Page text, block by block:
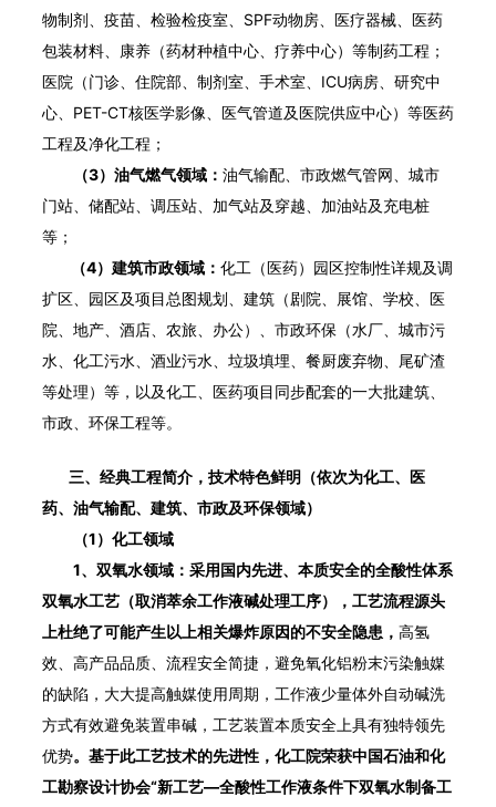
物制剂、疫苗、检验检疫室、SPF动物房、医疗器械、医药
包装材料、康养（药材种植中心、疗养中心）等制药工程；
医院（门诊、住院部、制剂室、手术室、ICU病房、研究中
心、PET-CT核医学影像、医气管道及医院供应中心）等医药
工程及净化工程；
（3）油气燃气领域： 油气输配、市政燃气管网、城市
门站、储配站、调压站、加气站及穿越、加油站及充电桩
等；
（4）建筑市政领域： 化工（医药）园区控制性详规及调
扩区、园区及项目总图规划、建筑（剧院、展馆、学校、医
院、地产、酒店、农旅、办公）、市政环保（水厂、城市污
水、化工污水、酒业污水、垃圾填埋、餐厨废弃物、尾矿渣
等处理）等，以及化工、医药项目同步配套的一大批建筑、
市政、环保工程等。
三、经典工程简介，技术特色鲜明（依次为化工、医
药、油气输配、建筑、市政及环保领域）
（1）化工领域
1、双氧水领域：采用国内先进、本质安全的全酸性体系
双氧水工艺（取消萃余工作液碱处理工序），工艺流程源头
上杜绝了可能产生以上相关爆炸原因的不安全隐患， 高氢
效、高产品品质、流程安全简捷，避免氧化铝粉末污染触媒
的缺陷，大大提高触媒使用周期，工作液少量体外自动碱洗
方式有效避免装置串碱，工艺装置本质安全上具有独特领先
优势。基于此工艺技术的先进性，化工院荣获中国石油和化
工勘察设计协会“新工艺—全酸性工作液条件下双氧水制备工